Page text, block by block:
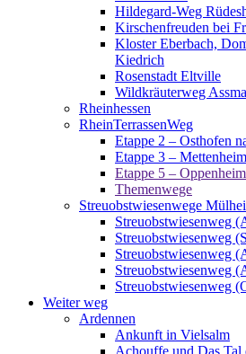
Hildegard-Weg
Kirschenfreuden bei
Kloster Eberbach,
Kiedrich
Rosenstadt Eltville
Wildkräuterweg
Rheinhessen
RheinTerrassenWeg
Etappe 2 – Osthofen
Etappe 3 –
Etappe 5 –
Themenwege
Streuobstwiesenwege
Streuobstwiesenweg
Streuobstwiesenweg
Streuobstwiesenweg
Streuobstwiesenweg
Streuobstwiesenweg
Weiter weg
Ardennen
Ankunft in Vielsalm
Achouffe und Das Tal